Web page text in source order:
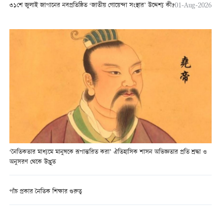
৩১শে জুলাই জাপানের নবপ্রতিষ্ঠিত ‘জাতীয় গোয়েন্দা সংস্থার’ উদ্দেশ্য কী?01-Aug-2026
‘নৈতিকতার মাধ্যমে মানুষকে রূপান্তরিত করা’ ঐতিহাসিক শাসন অভিজ্ঞতার প্রতি শ্রদ্ধা ও
অনুসরণ থেকে উদ্ভূত
পাঁচ প্রকার নৈতিক শিক্ষার গুরুত্ব